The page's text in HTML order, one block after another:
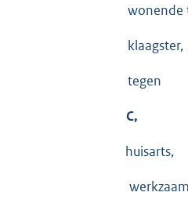
wonende
klaagster,
tegen
C,
huisarts,